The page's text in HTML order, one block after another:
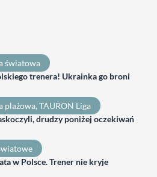
światowa
trenera! Ukrainka go broni
plażowa, TAURON Liga
drudzy poniżej oczekiwań
w Polsce. Trener nie kryje